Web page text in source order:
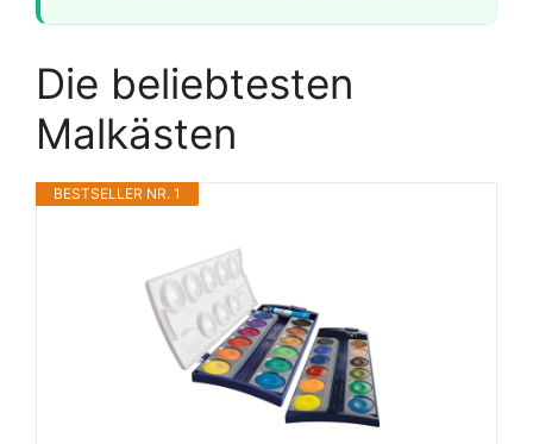
Die beliebtesten
Malkästen
BESTSELLER NR. 1